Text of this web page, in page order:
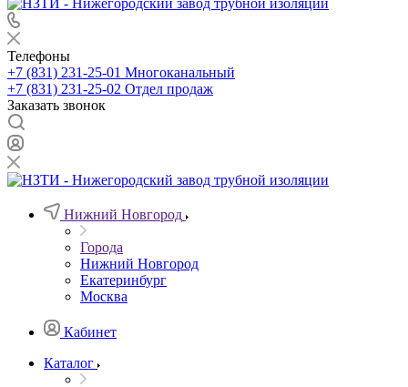
Телефоны
+7 (831) 231-25-01 Многоканальный
+7 (831) 231-25-02 Отдел продаж
Заказать звонок
Нижний Новгород
Города
Нижний Новгород
Екатеринбург
Москва
Кабинет
Каталог